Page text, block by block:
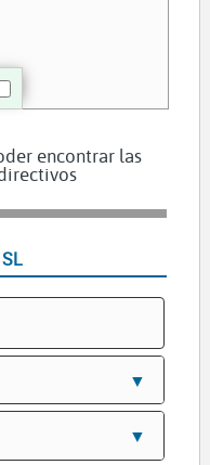
encontrar las